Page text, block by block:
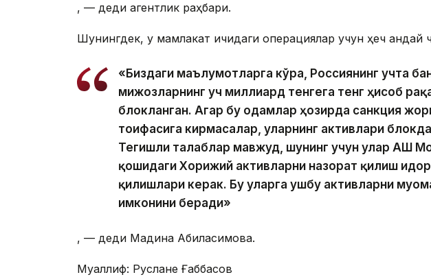
, — деди агентлик раҳбари.
Шунингдек, у мамлакат ичидаги операциялар учун ҳеч қандай
«Биздаги маълумотларга кўра, Россиянинг учта
мижозларнинг уч миллиард тенгега тенг ҳисоб
блокланган. Агар бу одамлар ҳозирда санкция
тоифасига кирмасалар, уларнинг активлари
Тегишли талаблар мавжуд, шунинг учун улар АҚШ
қошидаги Хорижий активларни назорат қилиш
қилишлари керак. Бу уларга ушбу активларни
имконини беради»
, — деди Мадина Абилқасимова.
Муаллиф: Руслане Ғаббасов